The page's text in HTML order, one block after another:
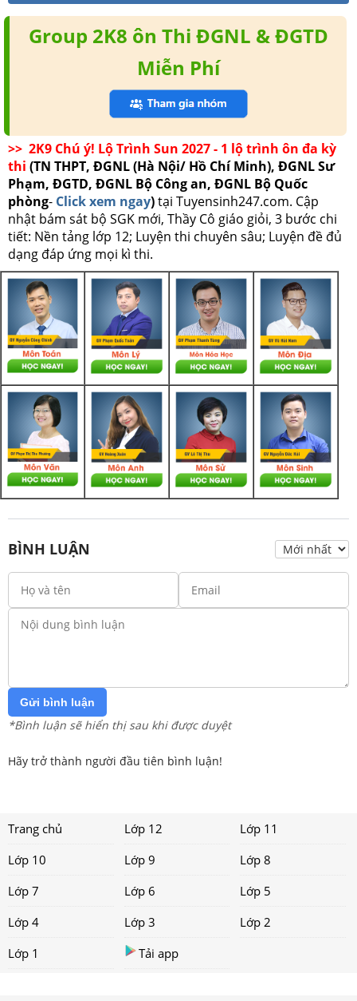
Group 2K8 ôn Thi ĐGNL & ĐGTD
Miễn Phí
>> 2K9 Chú ý! Lộ Trình Sun 2027 - 1 lộ trình ôn đa kỳ
thi (TN THPT, ĐGNL (Hà Nội/ Hồ Chí Minh), ĐGNL Sư
Phạm, ĐGTD, ĐGNL Bộ Công an, ĐGNL Bộ Quốc
phòng- Click xem ngay)tại Tuyensinh247.com. Cập
nhật bám sát bộ SGK mới, Thầy Cô giáo giỏi, 3 bước chi
tiết: Nền tảng lớp 12; Luyện thi chuyên sâu; Luyện đề đủ
dạng đáp ứng mọi kì thi.
BÌNH LUẬN
Gửi bình luận
*Bình luận sẽ hiển thị sau khi được duyệt
Hãy trở thành người đầu tiên bình luận!
Trang chủ Lớp 12
Lớp 11
Lớp 10
Lớp 9
Lớp 8
Lớp 7
Lớp 6
Lớp 5
Lớp 4
Lớp 3
Lớp 2
Lớp 1
Tải app